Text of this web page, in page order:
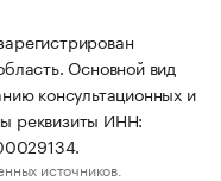
Основной вид
консультационных и
реквизиты ИНН:
источников.